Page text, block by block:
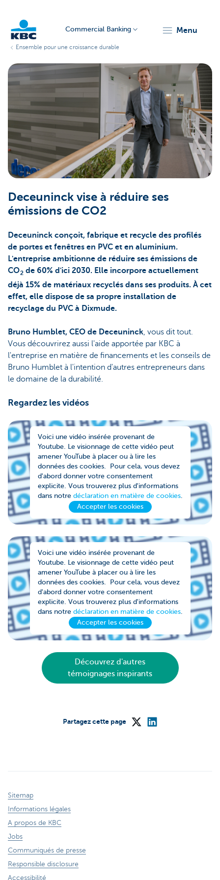
Corporate
Commercial Banking menu
Ensemble pour une croissance durable
Deceuninck vise à réduire ses
émissions de CO2
Deceuninck conçoit, fabrique et recycle des profilés
de portes et fenêtres en PVC et en aluminium.
L'entreprise ambitionne de réduire ses émissions de
CO2 de 60% d'ici 2030. Elle incorpore actuellement
déjà 15% de matériaux recyclés dans ses produits. À cet
effet, elle dispose de sa propre installation de
recyclage du PVC à Dixmude.
Bruno Humblet, CEO de Deceuninck, vous dit tout.
Vous découvrirez aussi l'aide apportée par KBC à
l'entreprise en matière de financements et les conseils de
Bruno Humblet à l'intention d'autres entrepreneurs dans
le domaine de la durabilité.
Regardez les vidéos
Voici une vidéo insérée provenant de
Youtube. Le visionnage de cette vidéo peut
amener YouTube à placer ou à lire les
données des cookies. Pour cela, vous devez
d'abord donner votre consentement
explicite. Vous trouverez plus d'informations
dans notre déclaration en matière de cookies.
Accepter les cookies
Voici une vidéo insérée provenant de
Youtube. Le visionnage de cette vidéo peut
amener YouTube à placer ou à lire les
données des cookies. Pour cela, vous devez
d'abord donner votre consentement
explicite. Vous trouverez plus d'informations
dans notre déclaration en matière de cookies.
Accepter les cookies
Découvrez d'autres
témoignages inspirants
Partagez cette page
Sitemap
Informations légales
A propos de KBC
Jobs
Communiqués de presse
Responsible disclosure
Accessibilité